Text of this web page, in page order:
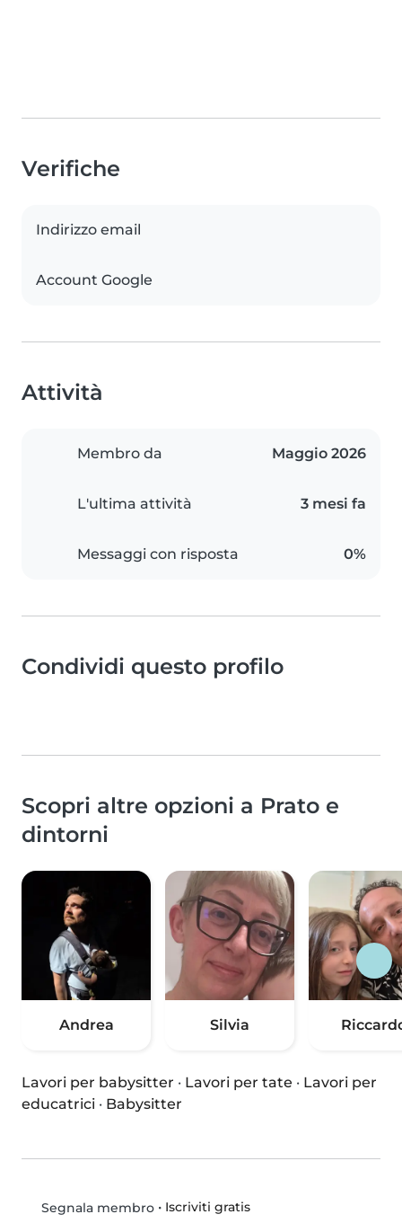
Verifiche
Indirizzo email
Account Google
Attività
Membro da Maggio 2026
L'ultima attività 3 mesi fa
Messaggi con risposta 0%
Condividi questo profilo
Scopri altre opzioni a Prato e
dintorni
Andrea Silvia
Lavori per babysitter · Lavori per tate · Lavori per
educatrici · Babysitter
Segnala membro• Iscriviti gratis